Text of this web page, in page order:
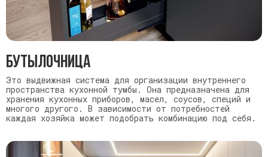
бутылочница
Это выдвижная система для организации внутреннего
пространства кухонной тумбы. Она предназначена для
хранения кухонных приборов, масел, соусов, специй и
многого другого. В зависимости от потребностей
каждая хозяйка может подобрать комбинацию под себя.